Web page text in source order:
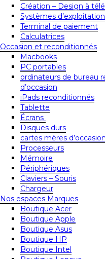
Création – Design à
Systèmes
Terminal de paiement
Calculatrices
Occasion et reconditionnés
Macbooks
PC portables
ordinateurs de bureau
d’occasion
iPads reconditionnés
Tablette
Écrans
Disques durs
cartes mères d’occasion
Processeurs
Mémoire
Périphériques
Claviers – Souris
Chargeur
Nos espaces Marques
Boutique Acer
Boutique Apple
Boutique Asus
Boutique HP
Boutique Intel